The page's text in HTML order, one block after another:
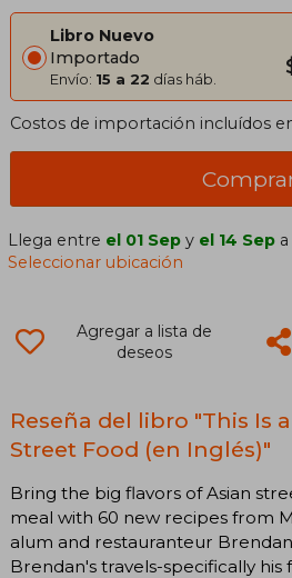
Libro Nuevo
Importado
Envío: 15 a 22 días háb.
Costos de importación incluídos
Llega entre el 01 Sep y el 14 Sep a
Seleccionar ubicación
Agregar a lista de
deseos
Reseña del libro "This Is
Street Food (en Inglés)"
Bring the big flavors of Asian
meal with 60 new recipes from
alum and restauranteur
Brendan's travels-specifically his